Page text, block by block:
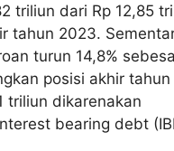
triliun dari Rp 12,85
tahun 2023.
turun 14,8%
posisi akhir
triliun dikarenakan
bearing debt